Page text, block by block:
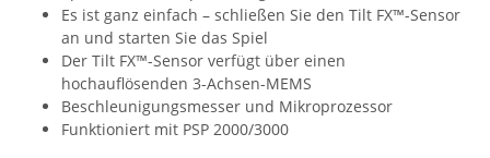
Es ist ganz einfach – schließen Sie den Tilt FX™-Sensor
an und starten Sie das Spiel
Der Tilt FX™-Sensor verfügt über einen
hochauflösenden 3-Achsen-MEMS
Beschleunigungsmesser und Mikroprozessor
Funktioniert mit PSP 2000/3000